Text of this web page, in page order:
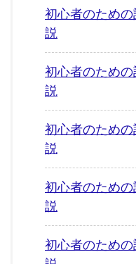
初心者のため
説
初心者のため
説
初心者のため
説
初心者のため
説
初心者のため